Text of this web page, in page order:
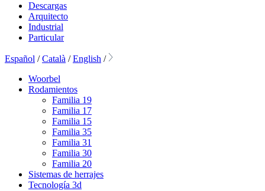
Descargas
Arquitecto
Industrial
Particular
Español /Català /English /
Woorbel
Rodamientos
Familia 19
Familia 17
Familia 15
Familia 35
Familia 31
Familia 30
Familia 20
Sistemas de herrajes
Tecnología 3d